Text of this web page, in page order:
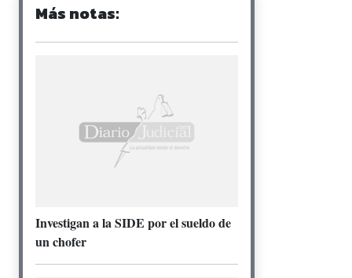
Más notas:
Investigan a la SIDE por el sueldo de
un chofer